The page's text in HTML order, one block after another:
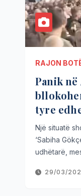
RAJON
Panik
tyre
Një situatë
‘Sabiha
udhëtarë,
29/03/